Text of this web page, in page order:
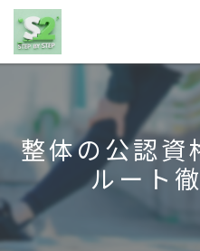
整体の公認資
ルート